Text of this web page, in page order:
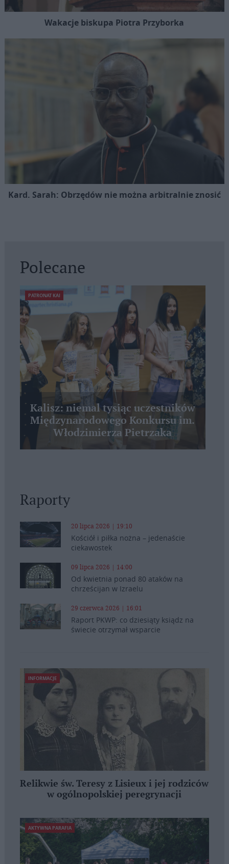
Wakacje biskupa Piotra Przyborka
Kard. Sarah: Obrzędów nie można arbitralnie znosić
Polecane
PATRONAT KAI
Kalisz: niemal tysiąc uczestników
Międzynarodowego Konkursu im.
Włodzimierza Pietrzaka
Raporty
20 lipca 2026 | 19:10
Kościół i piłka nożna – jedenaście
ciekawostek
09 lipca 2026 | 14:00
Od kwietnia ponad 80 ataków na
chrześcijan w Izraelu
29 czerwca 2026 | 16:01
Raport PKWP: co dziesiąty ksiądz na
świecie otrzymał wsparcie
INFORMACJE
Relikwie św. Teresy z Lisieux i jej rodziców
w ogólnopolskiej peregrynacji
AKTYWNA PARAFIA